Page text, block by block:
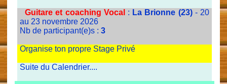
Guitare et coaching Vocal : La Brionne (23)- 20
au 23 novembre 2026
Nb de participant(e)s : 3
Organise ton propre Stage Privé
Suite du Calendrier....